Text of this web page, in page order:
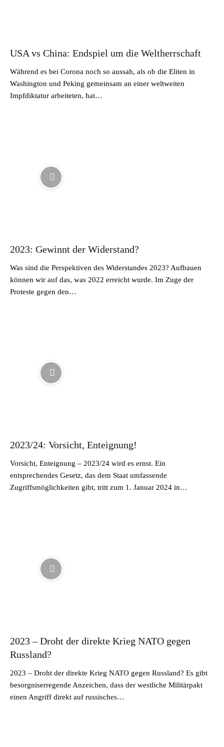
USA vs China: Endspiel um die Weltherrschaft
Während es bei Corona noch so aussah, als ob die Eliten in
Washington und Peking gemeinsam an einer weltweiten
Impfdiktatur arbeiteten, hat…
2023: Gewinnt der Widerstand?
Was sind die Perspektiven des Widerstandes 2023? Aufbauen
können wir auf das, was 2022 erreicht wurde. Im Zuge der
Proteste gegen den…
2023/24: Vorsicht, Enteignung!
Vorsicht, Enteignung – 2023/24 wird es ernst. Ein
entsprechendes Gesetz, das dem Staat umfassende
Zugriffsmöglichkeiten gibt, tritt zum 1. Januar 2024 in…
2023 – Droht der direkte Krieg NATO gegen
Russland?
2023 – Droht der direkte Krieg NATO gegen Russland? Es gibt
besorgniserregende Anzeichen, dass der westliche Militärpakt
einen Angriff direkt auf russisches…